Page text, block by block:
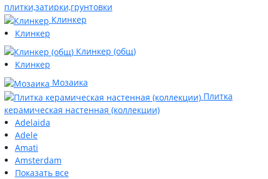
плитки,затирки,грунтовки
Клинкер
Клинкер
Клинкер (общ)
Клинкер
Мозаика
Плитка
керамическая настенная (коллекции)
Adelaida
Adele
Amati
Amsterdam
Показать все